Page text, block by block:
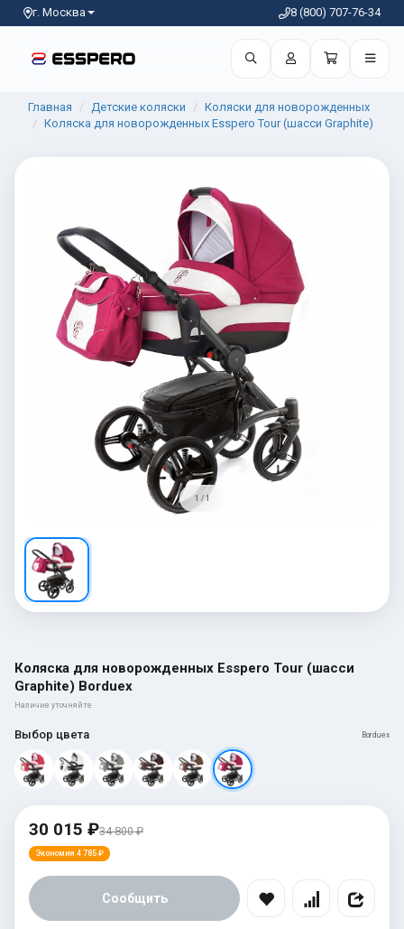
г. Москва 8 (800) 707-76-34
Главная Детские коляски
Коляски для новорожденных
Коляска для новорожденных Esspero Tour (шасси Graphite)
1 / 1
Коляска для новорожденных Esspero Tour (шасси
Graphite) Borduex
Наличие уточняйте
Выбор цвета Borduex
30 015 ₽34 800 ₽
Экономия 4 785 ₽
Сообщить